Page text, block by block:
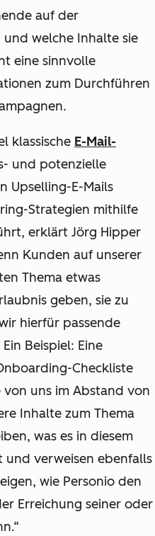
auf der
welche Inhalte sie
eine sinnvolle
zum Durchführen
klassische E-Mail-
und potenzielle
Upselling-E-Mails
Strategien mithilfe
erklärt Jörg Hipper
Kunden auf unserer
Thema etwas
geben, sie zu
hierfür passende
Beispiel: Eine
Checkliste
uns im Abstand von
Inhalte zum Thema
was es in diesem
und verweisen ebenfalls
wie Personio den
Erreichung seiner oder